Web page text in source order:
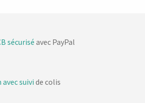
sécurisé avec PayPal
suivi de colis